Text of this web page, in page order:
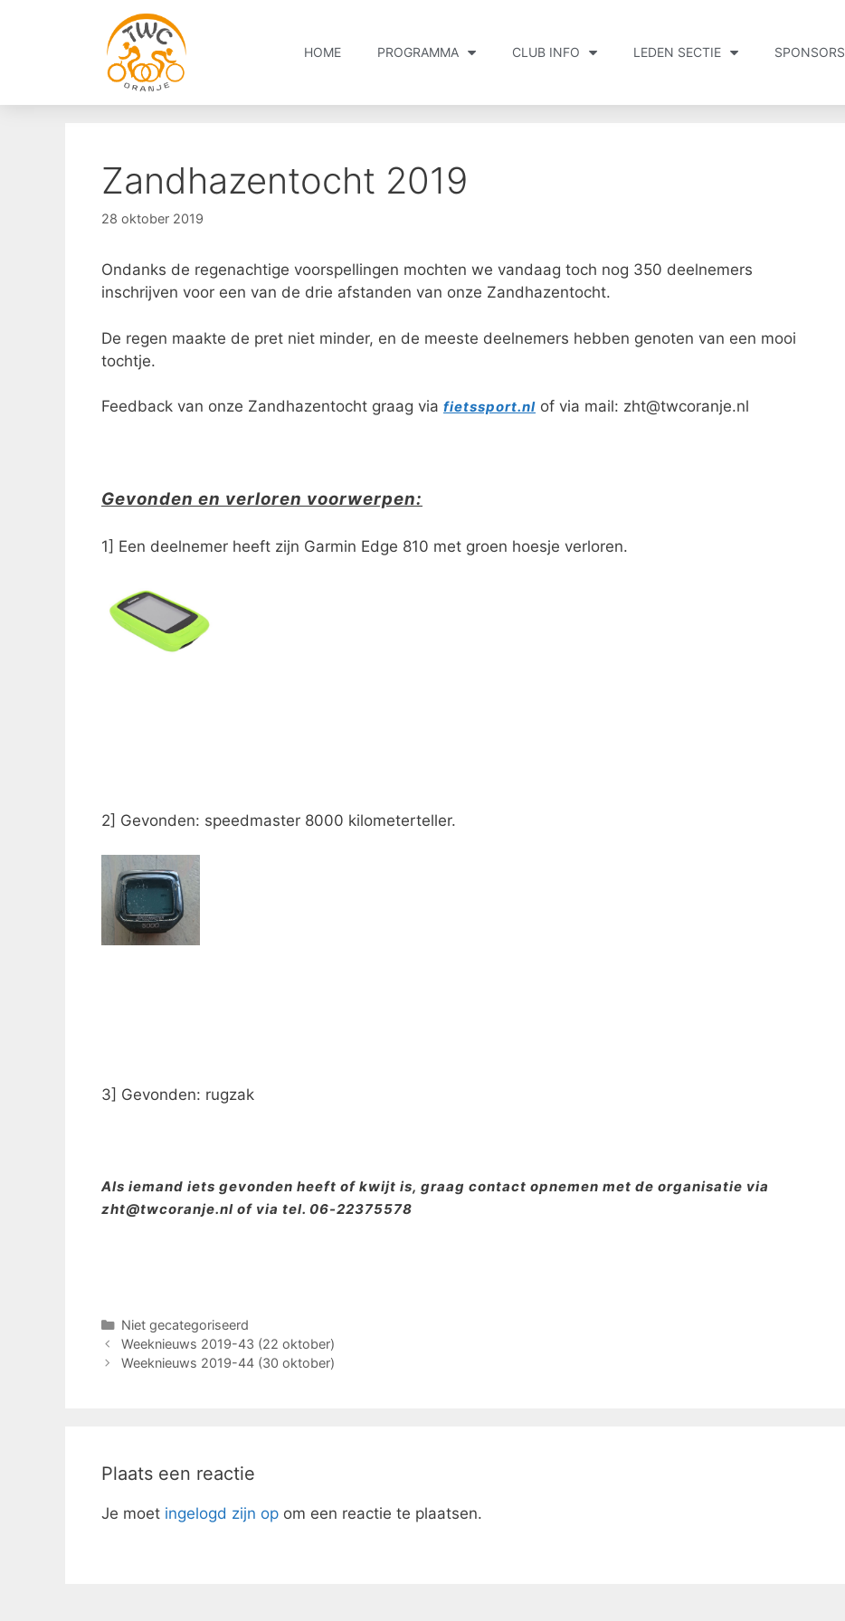
HOME PROGRAMMA CLUB INFO LEDEN SECTIE SPONSORS
Zandhazentocht 2019
28 oktober 2019
Ondanks de regenachtige voorspellingen mochten we vandaag toch nog 350 deelnemers
inschrijven voor een van de drie afstanden van onze Zandhazentocht.
De regen maakte de pret niet minder, en de meeste deelnemers hebben genoten van een mooi
tochtje.
Feedback van onze Zandhazentocht graag via fietssport.nl of via mail: zht@twcoranje.nl
Gevonden en verloren voorwerpen:
1] Een deelnemer heeft zijn Garmin Edge 810 met groen hoesje verloren.
2] Gevonden: speedmaster 8000 kilometerteller.
3] Gevonden: rugzak
Als iemand iets gevonden heeft of kwijt is, graag contact opnemen met de organisatie via
zht@twcoranje.nl of via tel. 06-22375578
Niet gecategoriseerd
Weeknieuws 2019-43 (22 oktober)
Weeknieuws 2019-44 (30 oktober)
Plaats een reactie
Je moet ingelogd zijn op om een reactie te plaatsen.